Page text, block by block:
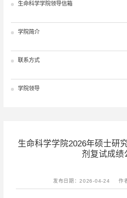
生命科学学院领导信箱
学院简介
联系方式
学院领导
生命科学学院2026年硕士研
剂复试成绩
发布日期：2026-04-24 作